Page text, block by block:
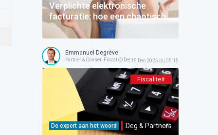
Verplichte elektronische
facturatie: hoe een chaotische
start te overwinnen zonder de
boekhouding in gevaar te
brengenEmmanuel Degrève
Partner & Conseil Fiscal @ Deg & Partners15 Dec 2025 bij 05:15
Fiscaliteit
De expert aan het woord Deg & Partners